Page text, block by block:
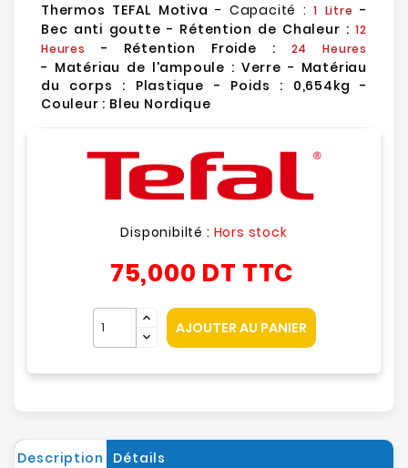
Thermos TEFAL Motiva - Capacité :1 Litre -
Bec anti goutte - Rétention de Chaleur :12
Heures
- Rétention Froide : 24 Heures
- Matériau de l'ampoule : Verre - Matériau
du corps : Plastique - Poids : 0,654kg -
Couleur : Bleu Nordique
Disponibilté : Hors stock
75,000 DT TTC
AJOUTER AU PANIER
Description Détails